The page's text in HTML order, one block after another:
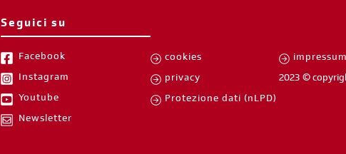
Seguici su
Facebook
Instagram
Youtube
Newsletter
cookies
privacy
Protezione dati (nLPD)
2023 ©